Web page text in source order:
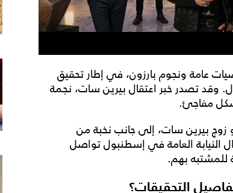
من بينهم شخصيات عامة ونجوم بارزون، في إطار تحقيق
وقد تصدر خبر اعتقال بيرين سات، نجمة
مفاجئ.
بيرين سات، إلى جانب نخبة من
النيابة العامة في إسطنبول تواصل
للمشتبه بهم.
التحقيقات؟